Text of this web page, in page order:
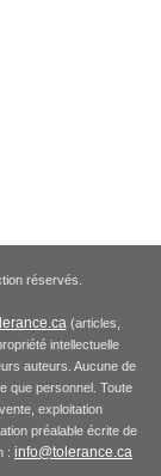
réservés.
(articles,
intellectuelle
auteurs. Aucune de
que personnel. Toute
exploitation
préalable écrite de
: info@tolerance.ca